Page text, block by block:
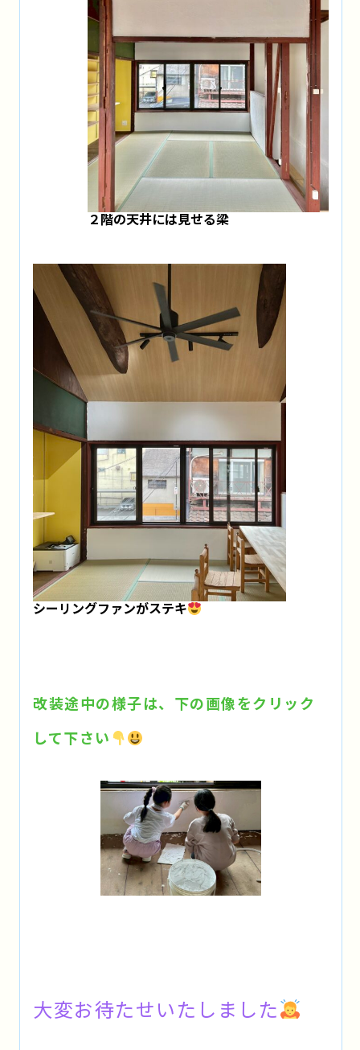
２階の天井には見せる梁
シーリングファンがステキ
改装途中の様子は、下の画像をクリック
して下さい
大変お待たせいたしました